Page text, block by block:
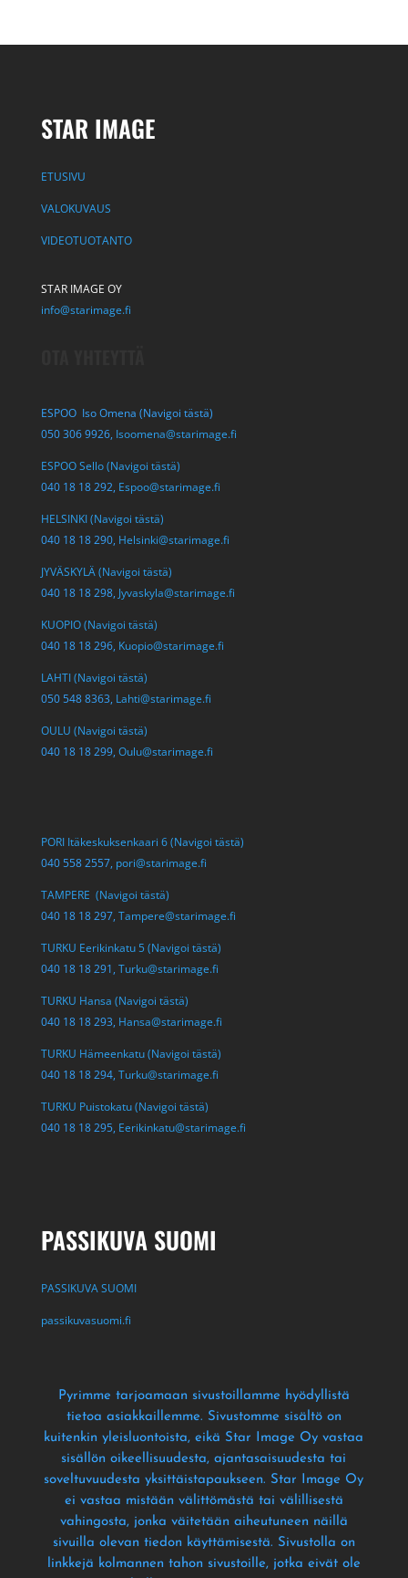
STAR IMAGE
ETUSIVU
VALOKUVAUS
VIDEOTUOTANTO
STAR IMAGE OY
info@starimage.fi
ESPOO Iso Omena (Navigoi tästä)
050 306 9926, Isoomena@starimage.fi
ESPOO Sello (Navigoi tästä)
040 18 18 292, Espoo@starimage.fi
HELSINKI (Navigoi tästä)
040 18 18 290, Helsinki@starimage.fi
JYVÄSKYLÄ (Navigoi tästä)
040 18 18 298, Jyvaskyla@starimage.fi
KUOPIO (Navigoi tästä)
040 18 18 296, Kuopio@starimage.fi
LAHTI (Navigoi tästä)
050 548 8363, Lahti@starimage.fi
OULU (Navigoi tästä)
040 18 18 299, Oulu@starimage.fi
PORI Itäkeskuksenkaari 6 (Navigoi tästä)
040 558 2557, pori@starimage.fi
TAMPERE (Navigoi tästä)
040 18 18 297, Tampere@starimage.fi
TURKU Eerikinkatu 5 (Navigoi tästä)
040 18 18 291, Turku@starimage.fi
TURKU Hansa (Navigoi tästä)
040 18 18 293, Hansa@starimage.fi
TURKU Hämeenkatu (Navigoi tästä)
040 18 18 294, Turku@starimage.fi
TURKU Puistokatu (Navigoi tästä)
040 18 18 295, Eerikinkatu@starimage.fi
PASSIKUVA SUOMI
PASSIKUVA SUOMI
passikuvasuomi.fi
Pyrimme tarjoamaan sivustoillamme hyödyllistä
tietoa asiakkaillemme. Sivustomme sisältö on
kuitenkin yleisluontoista, eikä Star Image Oy vastaa
sisällön oikeellisuudesta, ajantasaisuudesta tai
soveltuvuudesta yksittäistapaukseen. Star Image Oy
ei vastaa mistään välittömästä tai välillisestä
vahingosta, jonka väitetään aiheutuneen näillä
sivuilla olevan tiedon käyttämisestä. Sivustolla on
linkkejä kolmannen tahon sivustoille, jotka eivät ole